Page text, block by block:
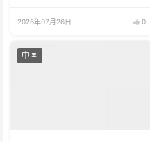
2026年07月26日 0
中国